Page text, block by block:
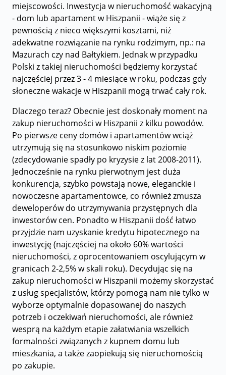
miejscowości. Inwestycja w nieruchomość wakacyjną
- dom lub apartament w Hiszpanii - wiąże się z
pewnością z nieco większymi kosztami, niż
adekwatne rozwiązanie na rynku rodzimym, np.: na
Mazurach czy nad Bałtykiem. Jednak w przypadku
Polski z takiej nieruchomości będziemy korzystać
najczęściej przez 3 - 4 miesiące w roku, podczas gdy
słoneczne wakacje w Hiszpanii mogą trwać cały rok.
Dlaczego teraz? Obecnie jest doskonały moment na
zakup nieruchomości w Hiszpanii z kilku powodów.
Po pierwsze ceny domów i apartamentów wciąż
utrzymują się na stosunkowo niskim poziomie
(zdecydowanie spadły po kryzysie z lat 2008-2011).
Jednocześnie na rynku pierwotnym jest duża
konkurencja, szybko powstają nowe, eleganckie i
nowoczesne apartamentowce, co również zmusza
deweloperów do utrzymywania przystępnych dla
inwestorów cen. Ponadto w Hiszpanii dość łatwo
przyjdzie nam uzyskanie kredytu hipotecznego na
inwestycję (najczęściej na około 60% wartości
nieruchomości, z oprocentowaniem oscylującym w
granicach 2-2,5% w skali roku). Decydując się na
zakup nieruchomości w Hiszpanii możemy skorzystać
z usług specjalistów, którzy pomogą nam nie tylko w
wyborze optymalnie dopasowanej do naszych
potrzeb i oczekiwań nieruchomości, ale również
wesprą na każdym etapie załatwiania wszelkich
formalności związanych z kupnem domu lub
mieszkania, a także zaopiekują się nieruchomością
po zakupie.